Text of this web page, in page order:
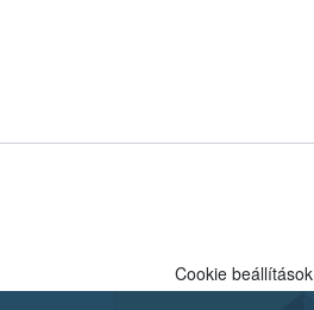
Cookie beállítások